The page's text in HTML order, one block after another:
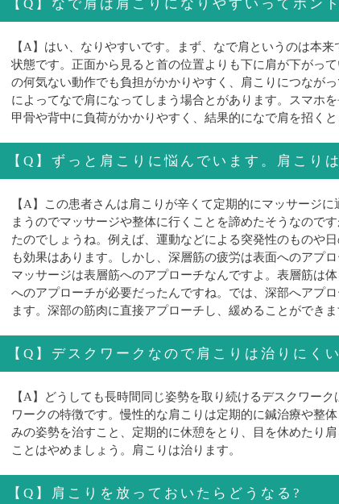
【Q】なで肩は肩こりになりやすいってホン
【A】はい、なりやすいです。まず、なで肩というのは本
状態です。正面から見ると首の位置よりも下に肩が下がっ
の何気ない動作でも負担がかかりやすく、肩こりにつなが
によってなで肩になってしまう場合とがあります。スマホ
甲骨や背中に負荷がかかりやすく、結果的になで肩を招く
【Q】ずっと肩こりに悩んでいます。肩こり
【A】この患者さんは肩こりが辛くて定期的にマッサージ
まうのでマッサージや整体に行くことを諦めたそうなので
たのでしょうね。例えば、運動などによる突発性のものや
も効果はあります。しかし、深層筋の疲労は表面へのアプロ
マッサージは表層筋へのアプローチなんですよ。表層筋は
へのアプローチが必要だったんですね。では、深部へアプ
ます。深部の筋肉に直接アプローチし、緩めることができ
【Q】デスクワークなので肩こりは治りにく
【A】どうしても長時間同じ姿勢を取り続けるデスクワー
ワークの特徴です。慢性的な肩こりは定期的に鍼治療や整
みの姿勢を治すこと、定期的に休憩をとり、目を休めたり
ことはやめましょう。肩こりは治ります。
【Q】肩こりを放っておいたらどうなる?